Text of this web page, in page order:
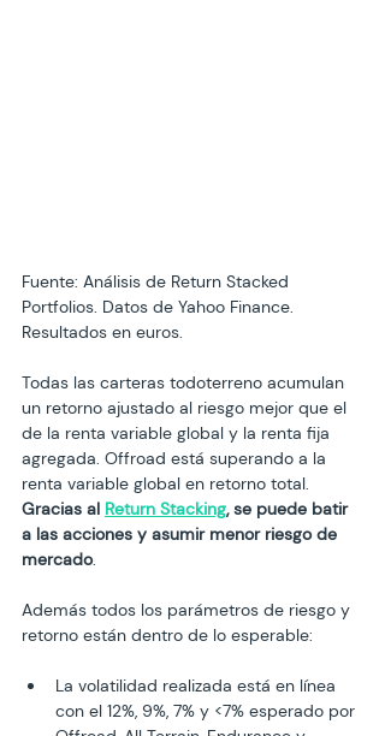
Fuente: Análisis de Return Stacked
Portfolios. Datos de Yahoo Finance.
Resultados en euros.
Todas las carteras todoterreno acumulan
un retorno ajustado al riesgo mejor que el
de la renta variable global y la renta fija
agregada. Offroad está superando a la
renta variable global en retorno total.
Gracias al Return Stacking, se puede batir
a las acciones y asumir menor riesgo de
mercado.
Además todos los parámetros de riesgo y
retorno están dentro de lo esperable:
La volatilidad realizada está en línea
con el 12%, 9%, 7% y <7% esperado por